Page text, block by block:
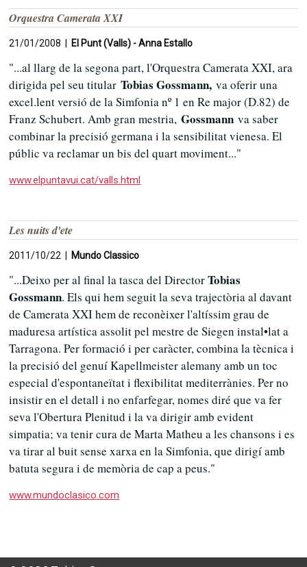
Orquestra Camerata XXI
21/01/2008 | El Punt (Valls) - Anna Estallo
"...al llarg de la segona part, l'Orquestra Camerata XXI, ara
dirigida pel seu titularTobias Gossmann, va oferir una
excel.lent versió de la Simfonia nº 1 en Re major (D.82) de
Franz Schubert. Amb gran mestria,Gossmann va saber
combinar la precisió germana i la sensibilitat vienesa. El
públic va reclamar un bis del quart moviment..."
www.elpuntavui.cat/valls.html
Les nuits d'ete
2011/10/22 | Mundo Classico
"...Deixo per al final la tasca del DirectorTobias
Gossmann. Els qui hem seguit la seva trajectòria al davant
de Camerata XXI hem de reconèixer l'altíssim grau de
maduresa artística assolit pel mestre de Siegen instal•lat a
Tarragona. Per formació i per caràcter, combina la tècnica i
la precisió del genuí Kapellmeister alemany amb un toc
especial d'espontaneïtat i flexibilitat mediterrànies. Per no
insistir en el detall i no enfarfegar, nomes diré que va fer
seva l'Obertura Plenitud i la va dirigir amb evident
simpatia; va tenir cura de Marta Matheu a les chansons i es
va tirar al buit sense xarxa en la Simfonia, que dirigí amb
batuta segura i de memòria de cap a peus."
www.mundoclasico.com